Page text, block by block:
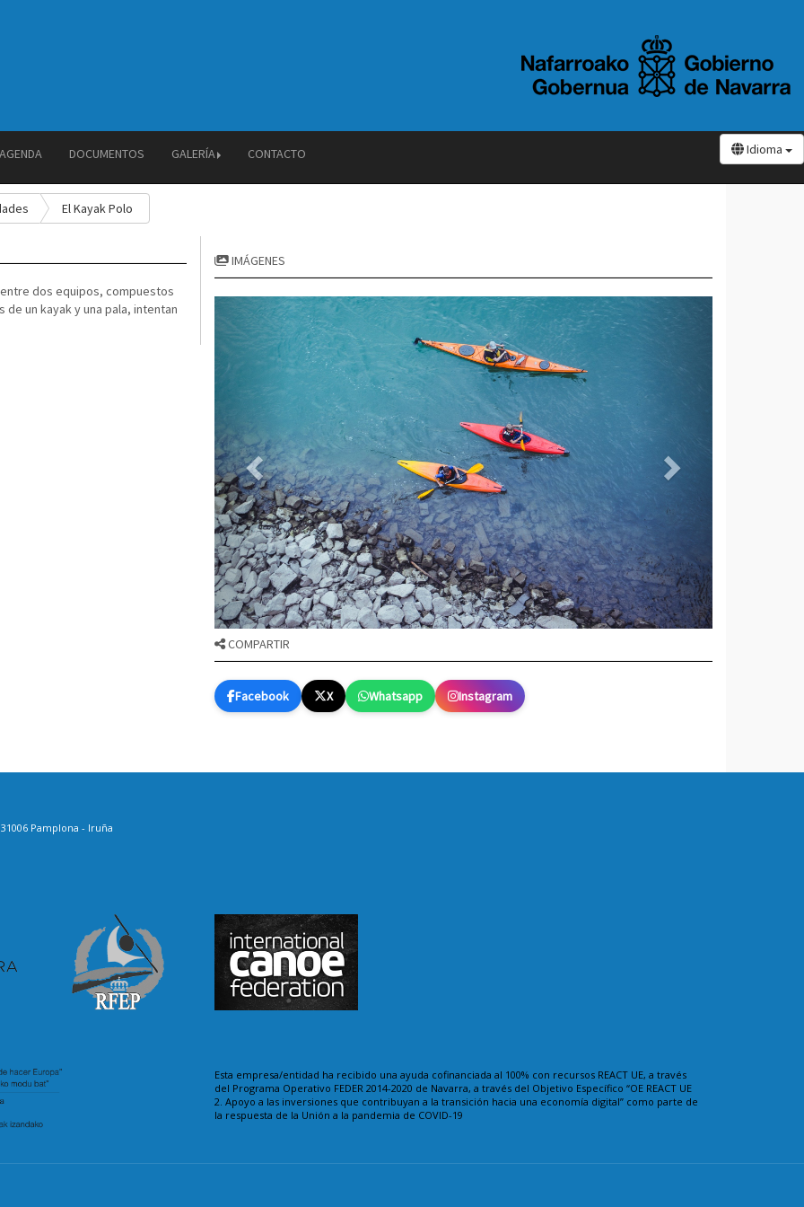
AGENDA DOCUMENTOS GALERÍA CONTACTO Idioma
El Kayak Polo
dos equipos, compuestos
un kayak y una pala, intentan
IMÁGENES
COMPARTIR
Facebook X Whatsapp Instagram
Pamplona - Iruña
Esta empresa/entidad ha recibido una ayuda cofinanciada al 100% con recursos REACT UE, a través
del Programa Operativo FEDER 2014-2020 de Navarra, a través del Objetivo Específico “OE REACT UE
2. Apoyo a las inversiones que contribuyan a la transición hacia una economía digital” como parte de
la respuesta de la Unión a la pandemia de COVID-19